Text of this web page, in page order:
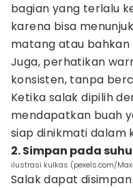
bagian yang terlalu
karena bisa
matang atau bahkan
Juga, perhatikan
konsisten, tanpa
Ketika salak dipilih
mendapatkan buah
siap dinikmati dalam
2. Simpan pada
ilustrasi kulkas (pexels.com/
Salak dapat